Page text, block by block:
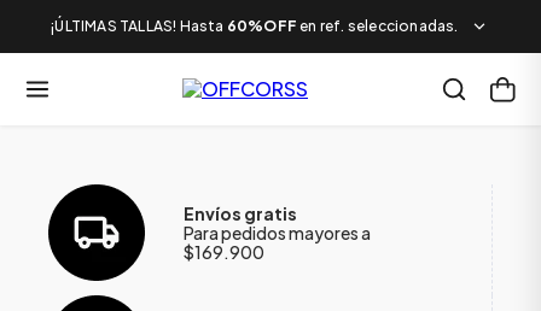
¡ÚLTIMAS TALLAS! Hasta 60%OFF en ref. seleccionadas.
Envíos gratis
Para pedidos mayores a
$169.900